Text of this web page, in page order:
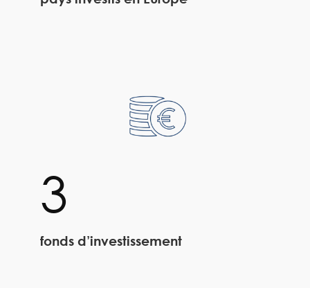
3
fonds d’investissement